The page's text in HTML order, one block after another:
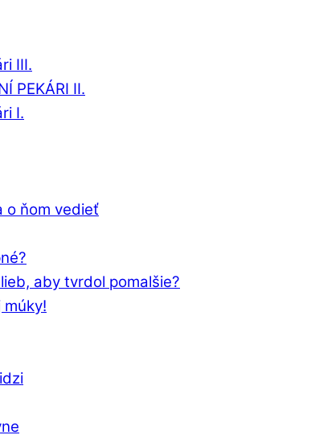
III.
PEKÁRI II.
I.
o ňom vedieť
aby tvrdol pomalšie?
múky!